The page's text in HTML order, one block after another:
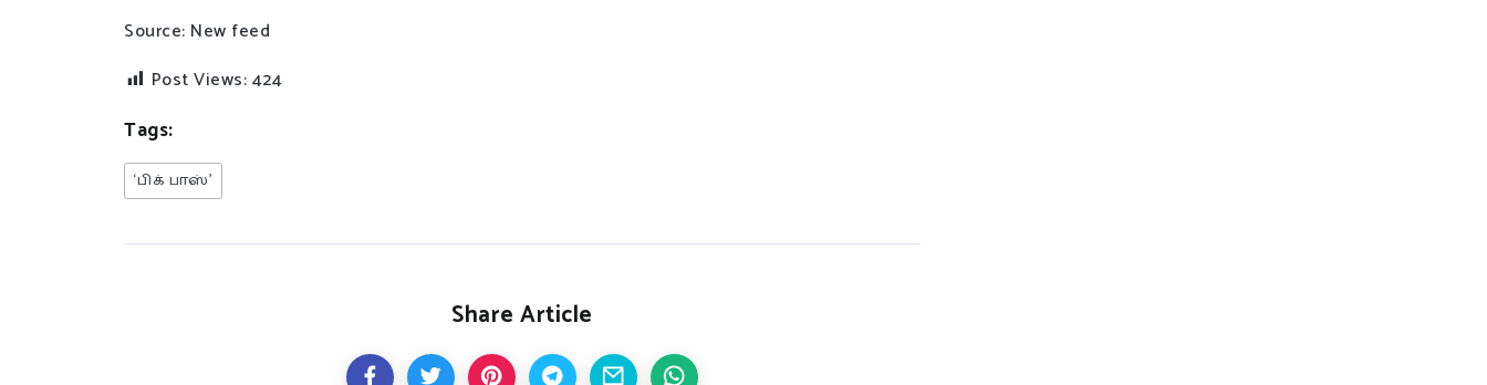
Source: New feed
Post Views:424
Tags:
‘பிக் பாஸ்’
Share Article